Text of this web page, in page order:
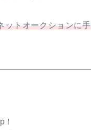
ットオークションに